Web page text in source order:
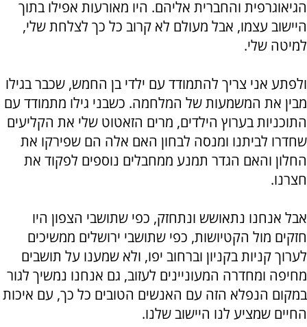
הגיאוגרפית והחברית אליהם. היו מאורעות אפילו בתוך
היישוב עצמו, אבל מעולם לא קרוב כל כך לצלחת שלי,
למיטה שלי.
ולפתע אני צריך להתמודד עם ילדי בן החמש, שכבר בגילו
מבין את המשמעות של המלחמה. כשבני גילו מתמודד עם
התוכניות בערוץ הילדים, מרים הזאטוט שלי את הקליעים
שחדרו לביתנו ומנסה לבחון האם אלה הם שפירקו את
החלון והאם הגדר תמנע ממחבלים נוספים לפקוד את
חצרנו.
אבל אנחנו נתאושש ונתחזק, כפי שתושבי הצפון היו
חזקים מול הקטיושות, כפי שתושבי ירושלים ממשיכים
לערוך קניות בקניון וברחוב יפו, ולא שמענו על תושבים
מחיפה ומחדרה המעוניינים לעזוב, גם אנחנו נמשיך לגור
במקום הנפלא הזה עם האנשים הטובים כל כך, עם איכות
החיים שמציע לנו היישוב שלנו.